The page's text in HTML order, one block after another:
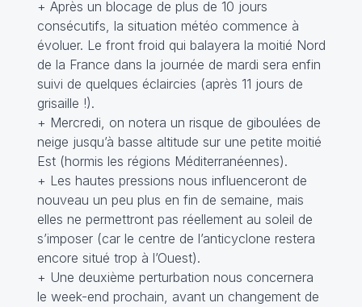
+ Après un blocage de plus de 10 jours
consécutifs, la situation météo commence à
évoluer. Le front froid qui balayera la moitié Nord
de la France dans la journée de mardi sera enfin
suivi de quelques éclaircies (après 11 jours de
grisaille !).
+ Mercredi, on notera un risque de giboulées de
neige jusqu’à basse altitude sur une petite moitié
Est (hormis les régions Méditerranéennes).
+ Les hautes pressions nous influenceront de
nouveau un peu plus en fin de semaine, mais
elles ne permettront pas réellement au soleil de
s’imposer (car le centre de l’anticyclone restera
encore situé trop à l’Ouest).
+ Une deuxième perturbation nous concernera
le week-end prochain, avant un changement de